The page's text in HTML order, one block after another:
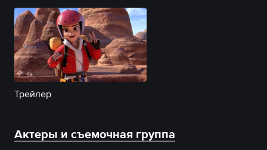
Трейлер
Актеры и съемочная группа